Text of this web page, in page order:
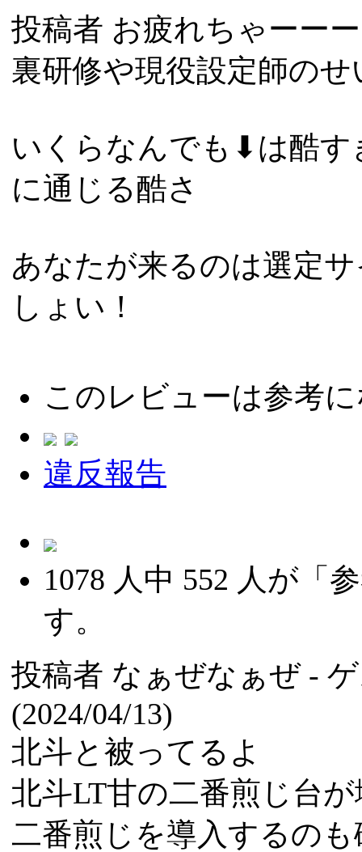
投稿者 お疲れちゃーー
裏研修や現役設定師の
いくらなんでも⬇は酷す
に通じる酷さ
あなたが来るのは選定
しょい！
このレビューは参考
違反報告
1078 人中 552 人が「
す。
投稿者 なぁぜなぁぜ-
(2024/04/13)
北斗と被ってるよ
北斗LT甘の二番煎じ台
二番煎じを導入するのも